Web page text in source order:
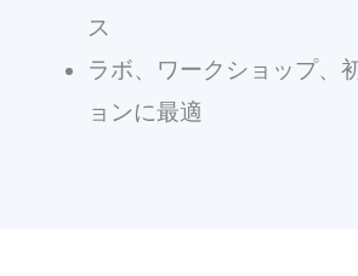
ス
ラボ、ワークショップ、
ョンに最適